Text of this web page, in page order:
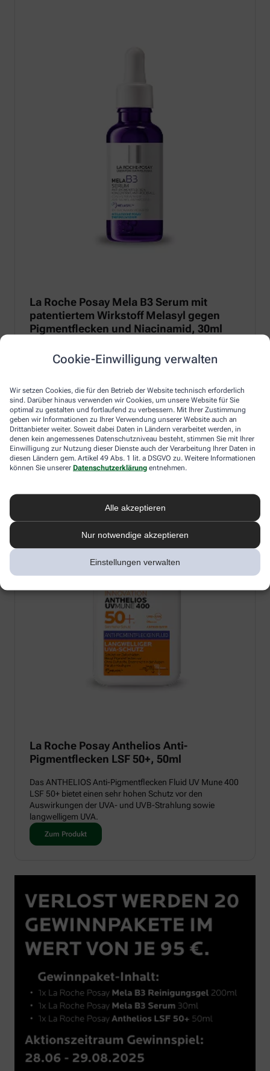
Cookie-Einwilligung verwalten
Wir setzen Cookies, die für den Betrieb der Website technisch erforderlich
sind. Darüber hinaus verwenden wir Cookies, um unsere Website für Sie
optimal zu gestalten und fortlaufend zu verbessern. Mit Ihrer Zustimmung
geben wir Informationen zu Ihrer Verwendung unserer Website auch an
Drittanbieter weiter. Soweit dabei Daten in Ländern verarbeitet werden, in
denen kein angemessenes Datenschutzniveau besteht, stimmen Sie mit Ihrer
Einwilligung zur Nutzung dieser Dienste auch der Verarbeitung Ihrer Daten in
diesen Ländern gem. Artikel 49 Abs. 1 lit. a DSGVO zu. Weitere Informationen
können Sie unserer Datenschutzerklärung entnehmen.
Alle akzeptieren
Nur notwendige akzeptieren
Einstellungen verwalten
La Roche Posay Mela B3 Serum mit
patentiertem Wirkstoff Melasyl gegen
Pigmentflecken und Niacinamid, 30ml
Regulierung von Melanin und 10 % Niacinamid für eine
Zum Produkt
La Roche Posay Anthelios Anti-
Pigmentflecken LSF 50+, 50ml
Das ANTHELIOS Anti-Pigmentflecken Fluid UV Mune 400
LSF 50+ bietet einen sehr hohen Schutz vor den
Auswirkungen der UVA- und UVB-Strahlung sowie
langwelligem UVA.
Zum Produkt